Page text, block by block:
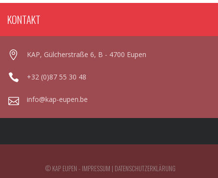
KONTAKT
KAP, Gülcherstraße 6, B - 4700 Eupen
+32 (0)87 55 30 48
info@kap-eupen.be
© KAP EUPEN - IMPRESSUM | DATENSCHUTZERKLÄRUNG